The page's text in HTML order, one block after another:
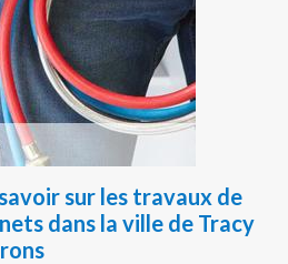
sur les travaux de
dans la ville de Tracy